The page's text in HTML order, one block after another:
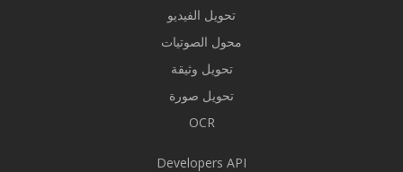
تحويل الفيديو
محول الصوتيات
تحويل وثيقة
تحويل صورة
OCR
Developers API